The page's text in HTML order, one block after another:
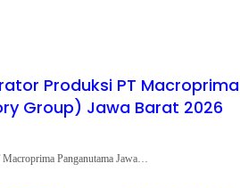
Produksi PT Macroprima
Group) Jawa Barat 2026
Panganutama Jawa…